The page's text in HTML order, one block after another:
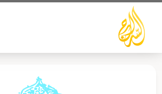
تخطي
المحتوى